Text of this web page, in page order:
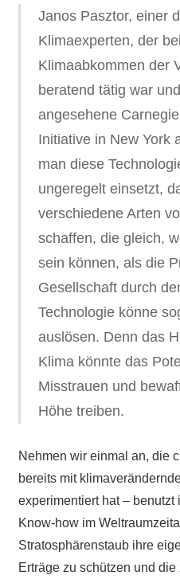
Janos Pasztor, einer
Klimaexperten, der
Klimaabkommen der
beratend tätig war
angesehene
Initiative in New York
man diese
ungeregelt einsetzt,
verschiedene Arten
schaffen, die gleich,
sein können, als die
Gesellschaft durch
Technologie könne
auslösen. Denn das
Klima könnte das
Misstrauen und
Höhe treiben.
Nehmen wir einmal an, die
bereits mit
experimentiert hat –
Know-how im
Stratosphärenstaub ihre
Erträge zu schützen und